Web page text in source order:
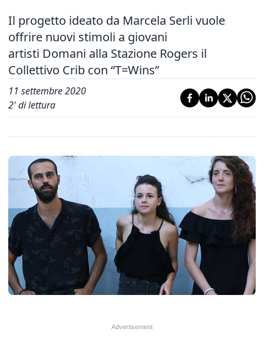
Il progetto ideato da Marcela Serli vuole
offrire nuovi stimoli a giovani
artisti Domani alla Stazione Rogers il
Collettivo Crib con “T=Wins”
11 settembre 2020
2' di lettura